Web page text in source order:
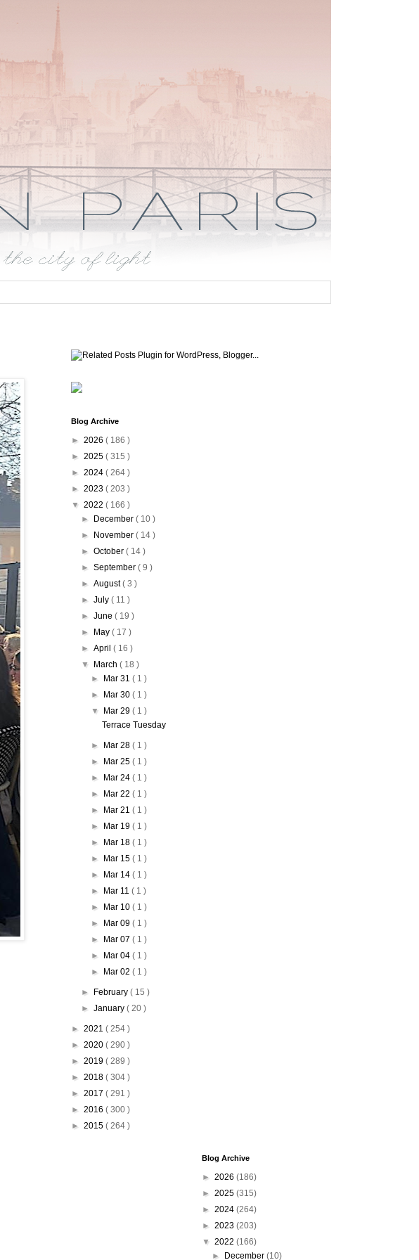
Blog Archive
► 2026 ( 186 )
► 2025 ( 315 )
► 2024 ( 264 )
► 2023 ( 203 )
▼ 2022 ( 166 )
►
December ( 10 )
►
November ( 14 )
► October ( 14 )
► September ( 9 )
► August( 3 )
► July ( 11 )
► June ( 19 )
►
May ( 17 )
► April ( 16 )
▼
March ( 18 )
►
Mar 31( 1 )
►
Mar 30( 1 )
▼
Mar 29( 1 )
Terrace Tuesday
► Mar 28( 1 )
►
Mar 25( 1 )
►
Mar 24( 1 )
►
Mar 22( 1 )
►
Mar 21( 1 )
►
Mar 19( 1 )
►
Mar 18( 1 )
►
Mar 15( 1 )
►
Mar 14( 1 )
►
Mar 11( 1 )
►
Mar 10( 1 )
►
Mar 09( 1 )
►
Mar 07( 1 )
►
Mar 04( 1 )
►
Mar 02( 1 )
► February ( 15 )
► January ( 20 )
► 2021 ( 254 )
► 2020 ( 290 )
► 2019 ( 289 )
► 2018 ( 304 )
► 2017 ( 291 )
► 2016 ( 300 )
► 2015 ( 264 )
Blog Archive
► 2026 (186)
► 2025 (315)
► 2024 (264)
► 2023 (203)
▼ 2022 (166)
►
December (10)